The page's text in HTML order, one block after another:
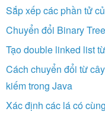
Sắp xếp các phần tử
Chuyển đổi Binary
Tạo double linked list
Cách chuyển đổi từ
kiếm trong Java
Xác định các lá có